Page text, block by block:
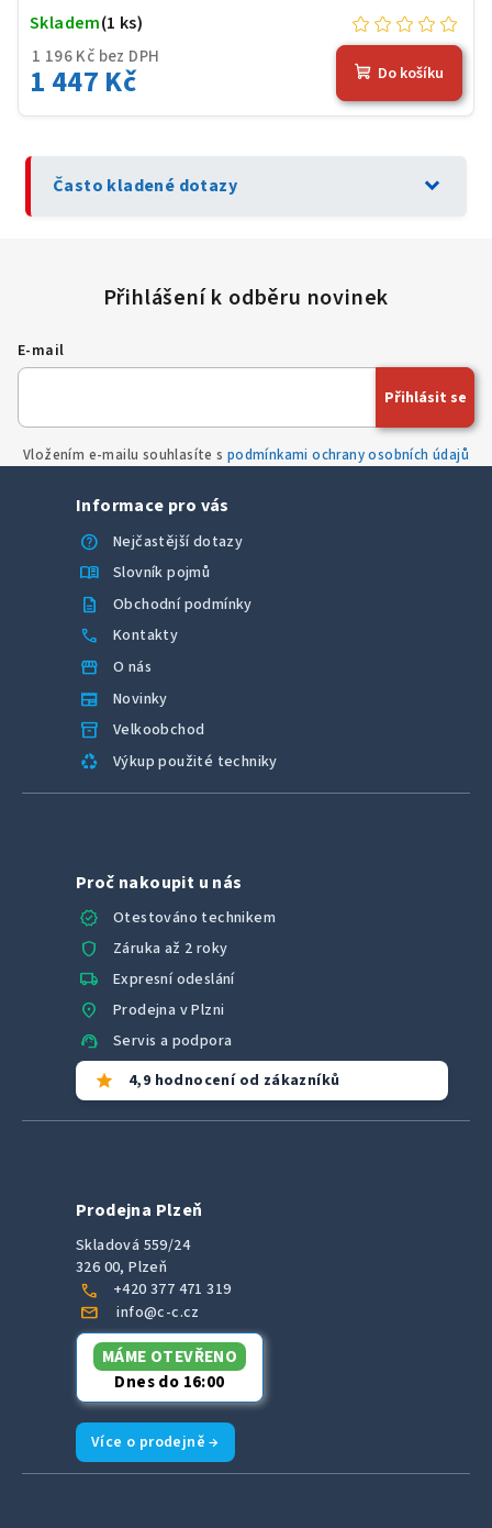
1 196 Kč bez DPH
1 447 Kč
Skladem(1 ks)
Do košíku
Často kladené dotazy expand_more
E-mail
Vložením e-mailu souhlasíte s podmínkami ochrany osobních údajů
Přihlásit se
Informace pro vás
help
Nejčastější dotazy
menu_book Slovník pojmů
description Obchodní podmínky
call Kontakty
storefront O nás
newspaper Novinky
inventory_2 Velkoobchod
recycling Výkup použité techniky
Proč nakoupit u nás
verified
Otestováno technikem
shield Záruka až 2 roky
local_shipping Expresní odeslání
location_on Prodejna v Plzni
support_agent Servis a podpora
star 4,9 hodnocení od zákazníků
Prodejna Plzeň
Skladová 559/24
326 00, Plzeň
call +420 377 471 319
mail info@c-c.cz
MÁME OTEVŘENO
Dnes do 16:00
Více o prodejně →